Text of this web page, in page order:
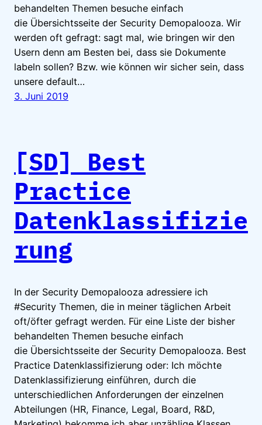
behandelten Themen besuche einfach
die Übersichtsseite der Security Demopalooza. Wir
werden oft gefragt: sagt mal, wie bringen wir den
Usern denn am Besten bei, dass sie Dokumente
labeln sollen? Bzw. wie können wir sicher sein, dass
unsere default…
3. Juni 2019
[SD] Best
Practice
Datenklassifizie
rung
In der Security Demopalooza adressiere ich
#Security Themen, die in meiner täglichen Arbeit
oft/öfter gefragt werden. Für eine Liste der bisher
behandelten Themen besuche einfach
die Übersichtsseite der Security Demopalooza. Best
Practice Datenklassifizierung oder: Ich möchte
Datenklassifizierung einführen, durch die
unterschiedlichen Anforderungen der einzelnen
Abteilungen (HR, Finance, Legal, Board, R&D,